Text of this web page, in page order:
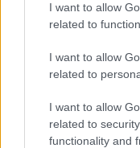
I want to allow
related to
I want to allow
related to
I want to allow
related to
functionality and